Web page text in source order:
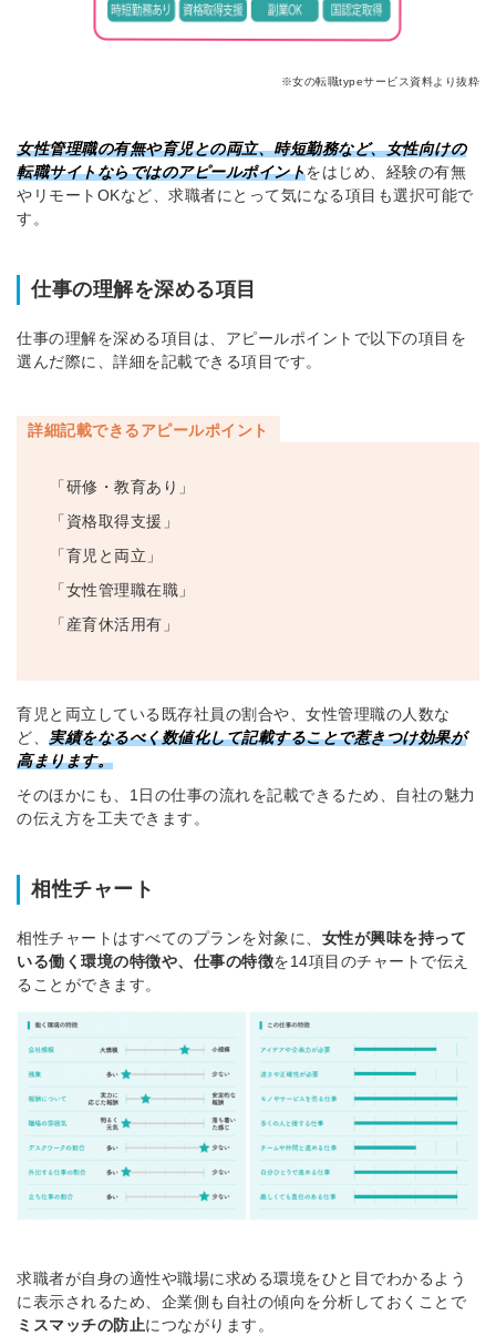
※女の転職typeサービス資料より抜粋
女性管理職の有無や育児との両立、時短勤務など、女性向けの
転職サイトならではのアピールポイントをはじめ、経験の有無
やリモートOKなど、求職者にとって気になる項目も選択可能で
す。
仕事の理解を深める項目
仕事の理解を深める項目は、アピールポイントで以下の項目を
選んだ際に、詳細を記載できる項目です。
詳細記載できるアピールポイント
「研修・教育あり」
「資格取得支援」
「育児と両立」
「女性管理職在職」
「産育休活用有」
育児と両立している既存社員の割合や、女性管理職の人数な
ど、 実績をなるべく数値化して記載することで惹きつけ効果が
高まります。
そのほかにも、1日の仕事の流れを記載できるため、自社の魅力
の伝え方を工夫できます。
相性チャート
相性チャートはすべてのプランを対象に、 女性が興味を持って
いる働く環境の特徴や、仕事の特徴を14項目のチャートで伝え
ることができます。
求職者が自身の適性や職場に求める環境をひと目でわかるよう
に表示されるため、企業側も自社の傾向を分析しておくことで
ミスマッチの防止につながります。
ログイン
全てのコンテンツをご利用する
にはログインが必要です。
メールアドレス
簡単10秒
ビュー記事
採用にまつ